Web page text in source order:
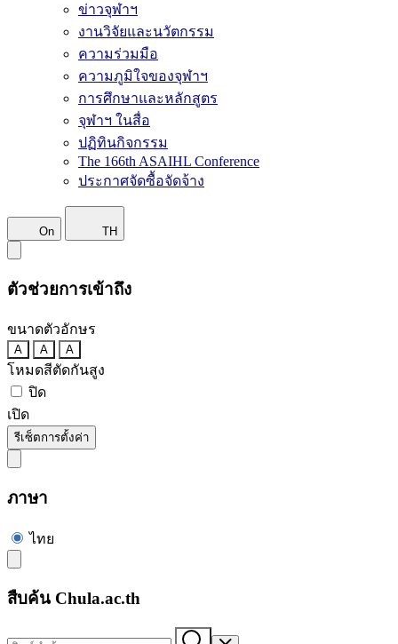
ข่าวจุฬาฯ
งานวิจัยและนวัตกรรม
ความร่วมมือ
ความภูมิใจของจุฬาฯ
การศึกษาและหลักสูตร
จุฬาฯ ในสื่อ
ปฏิทินกิจกรรม
The 166th ASAIHL Conference
ประกาศจัดซื้อจัดจ้าง
On TH
ตัวช่วยการเข้าถึง
ขนาดตัวอักษร
A A A
โหมดสีตัดกันสูง
ปิด
เปิด
รีเซ็ตการตั้งค่า
ภาษา
ไทย
สืบค้น Chula.ac.th